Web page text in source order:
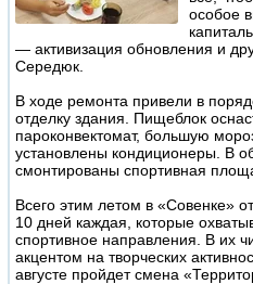
особое
— активизация обновления и
Середюк.
В ходе ремонта привели в
отделку здания. Пищеблок
пароконвектомат, большую
установлены кондиционеры. В
смонтированы спортивная
Всего этим летом в «Совенке»
10 дней каждая, которые
спортивное направления. В их
акцентом на творческих
августе пройдет смена